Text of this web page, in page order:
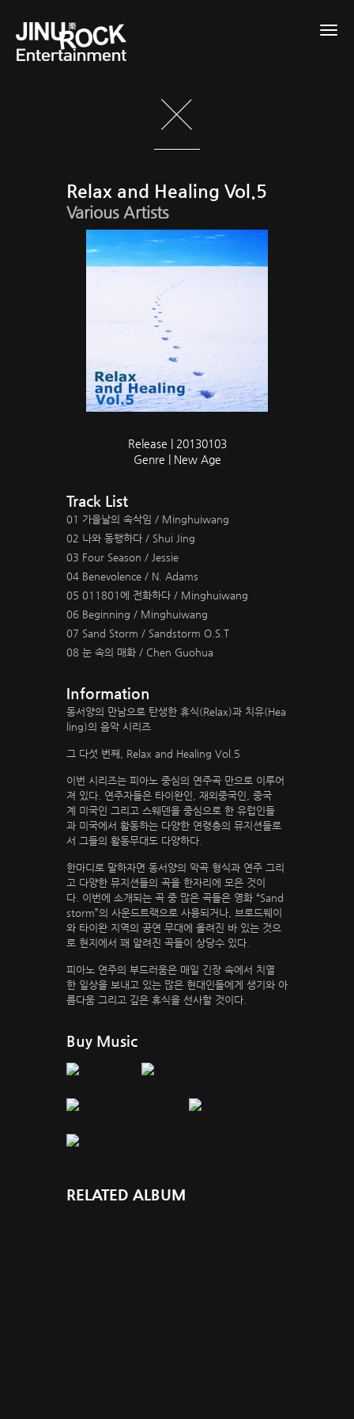
Relax and Healing Vol.5
Various Artists
Release | 20130103
Genre | New Age
Track List
01 가을날의 속삭임 / Minghuiwang
02 나와 동행하다 / Shui Jing
03 Four Season / Jessie
04 Benevolence / N. Adams
05 011801에 전화하다 / Minghuiwang
06 Beginning / Minghuiwang
07 Sand Storm / Sandstorm O.S.T
08 눈 속의 매화 / Chen Guohua
Information
동서양의 만남으로 탄생한 휴식(Relax)과 치유(Hea
ling)의 음악 시리즈
그 다섯 번째, Relax and Healing Vol.5
이번 시리즈는 피아노 중심의 연주곡 만으로 이루어
져 있다. 연주자들은 타이완인, 재외중국인, 중국
계 미국인 그리고 스웨덴을 중심으로 한 유럽인들
과 미국에서 활동하는 다양한 연령층의 뮤지션들로
서 그들의 활동무대도 다양하다.
한마디로 말하자면 동서양의 악곡 형식과 연주 그리
고 다양한 뮤지션들의 곡을 한자리에 모은 것이
다. 이번에 소개되는 곡 중 많은 곡들은 영화 “Sand
storm”의 사운드트랙으로 사용되거나, 브로드웨이
와 타이완 지역의 공연 무대에 올려진 바 있는 것으
로 현지에서 꽤 알려진 곡들이 상당수 있다.
피아노 연주의 부드러움은 매일 긴장 속에서 치열
한 일상을 보내고 있는 많은 현대인들에게 생기와 아
름다움 그리고 깊은 휴식을 선사할 것이다.
Buy Music
RELATED ALBUM